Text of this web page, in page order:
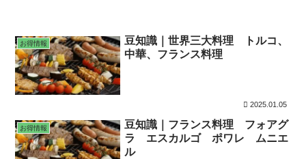
お得情報
豆知識｜世界三大料理 トルコ、
中華、フランス料理
2025.01.05
お得情報
豆知識｜フランス料理 フォアグ
ラ エスカルゴ ポワレ ムニエ
ル